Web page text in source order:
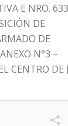
E NRO.
DE
DE
N°3 –
CENTRO DE